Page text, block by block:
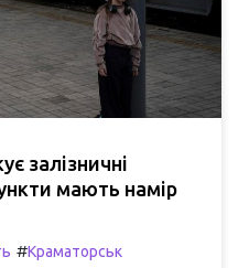
залізничні
мають намір
#Краматорськ